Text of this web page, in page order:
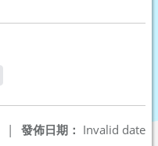
發佈日期： Invalid date
|